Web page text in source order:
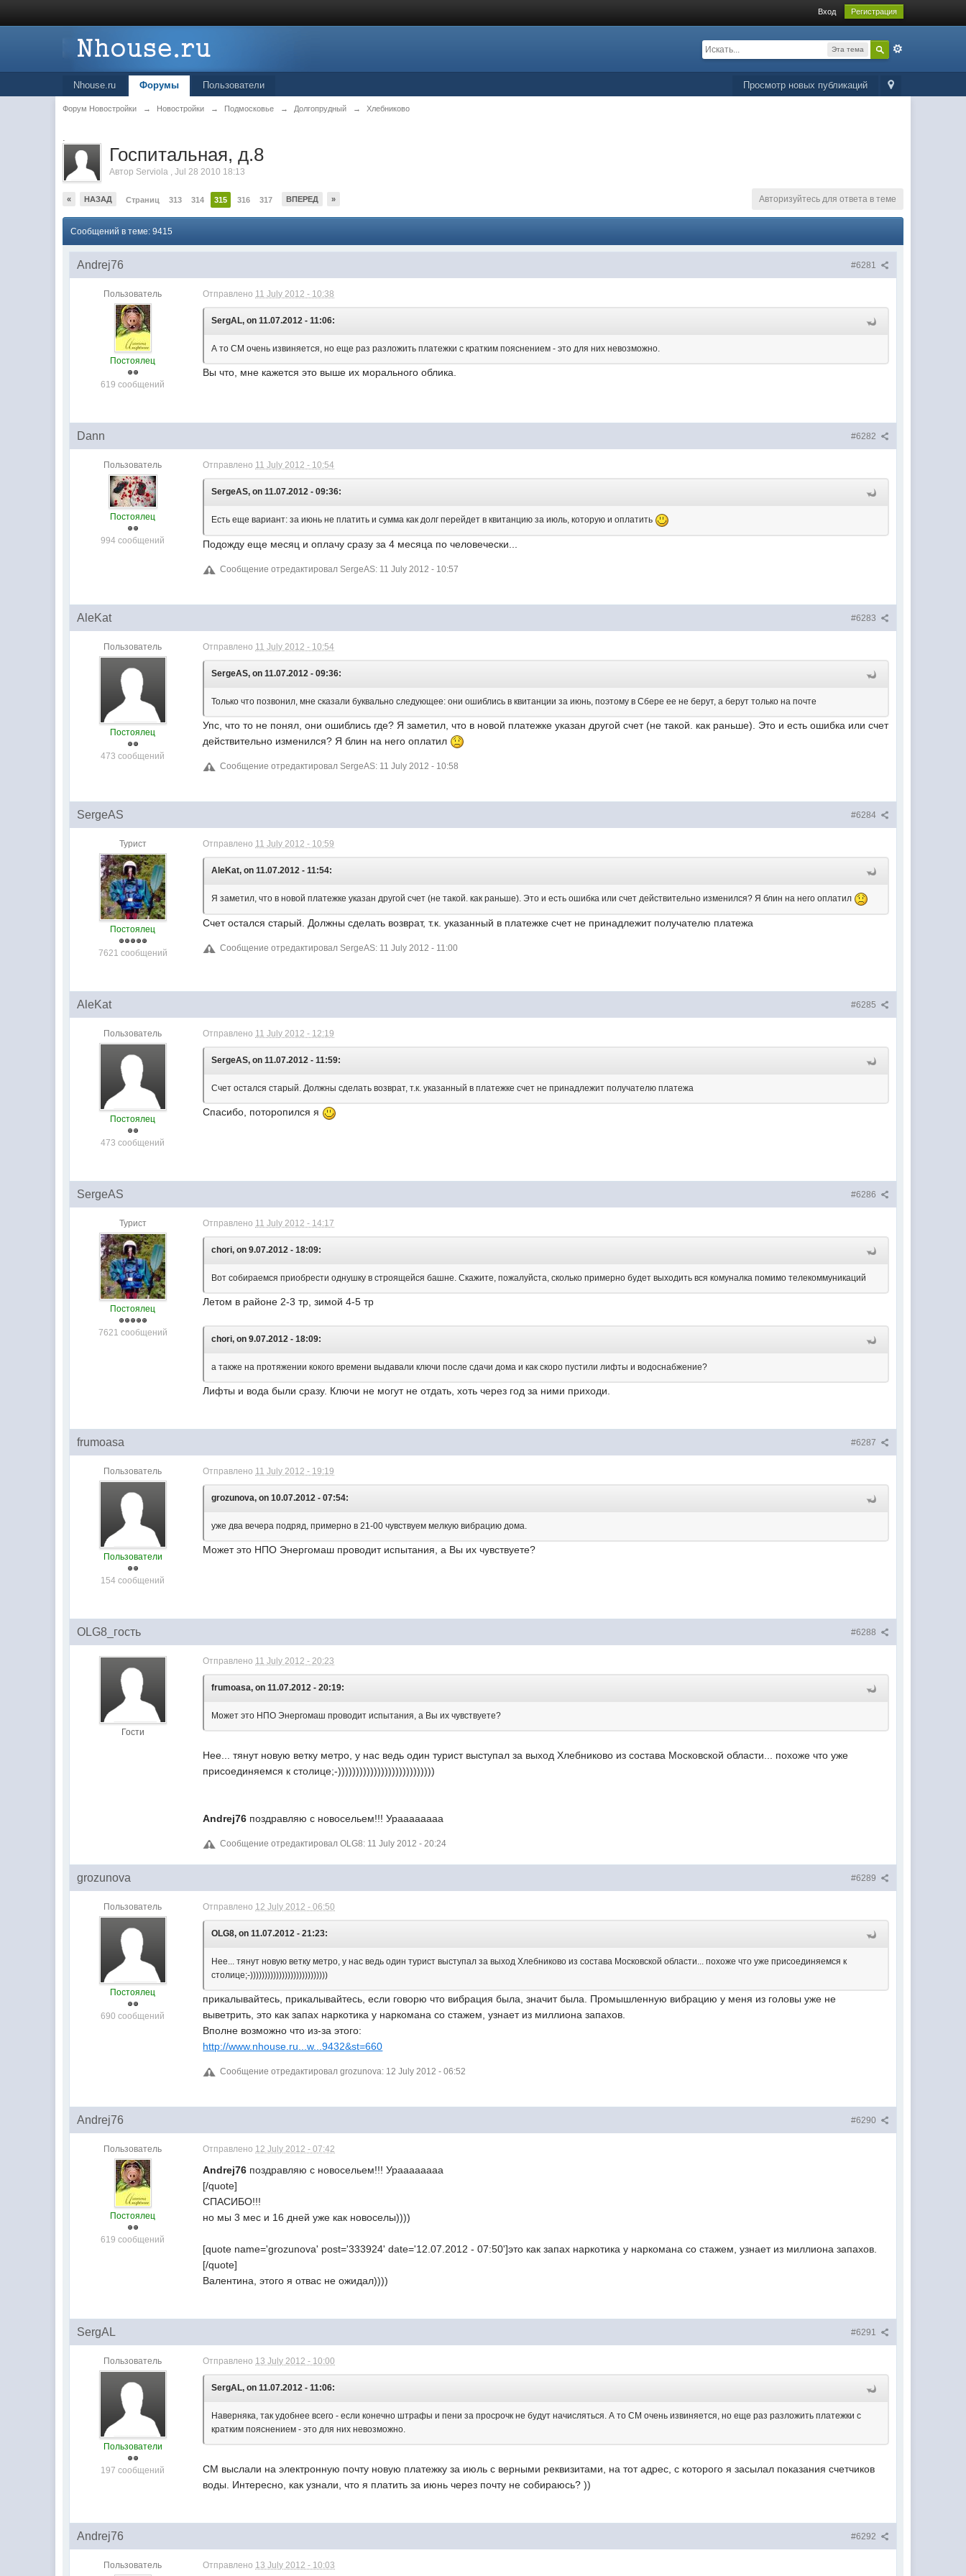
Вход Регистрация
Эта тема
Просмотр новых публикаций
Nhouse.ru Форумы Пользователи
Форум Новостройки → Новостройки → Подмосковье → Долгопрудный → Хлебниково
.
Госпитальная, д.8
Автор Serviola ,Jul 28 2010 18:13
« НАЗАД Страниц 313 314 315 316 317 ВПЕРЕД » Авторизуйтесь для ответа в теме
Сообщений в теме: 9415
#6281
Andrej76
Пользователь
Постоялец
619 сообщений
Отправлено 11 July 2012 - 10:38
SergAL, on 11.07.2012 - 11:06:
А то СМ очень извиняется, но еще раз разложить платежки с кратким пояснением - это для них невозможно.
Вы что, мне кажется это выше их морального облика.
#6282
Dann
Пользователь
Постоялец
994 сообщений
Отправлено 11 July 2012 - 10:54
SergeAS, on 11.07.2012 - 09:36:
Есть еще вариант: за июнь не платить и сумма как долг перейдет в квитанцию за июль, которую и оплатить
Подожду еще месяц и оплачу сразу за 4 месяца по человечески...
Сообщение отредактировал SergeAS: 11 July 2012 - 10:57
#6283
AleKat
Пользователь
Постоялец
473 сообщений
Отправлено 11 July 2012 - 10:54
SergeAS, on 11.07.2012 - 09:36:
Только что позвонил, мне сказали буквально следующее: они ошиблись в квитанции за июнь, поэтому в Сбере ее не берут, а берут только на почте
Упс, что то не понял, они ошиблись где? Я заметил, что в новой платежке указан другой счет (не такой. как раньше). Это и есть ошибка или счет
действительно изменился? Я блин на него оплатил
Сообщение отредактировал SergeAS: 11 July 2012 - 10:58
#6284
SergeAS
Турист
Постоялец
7621 сообщений
Отправлено 11 July 2012 - 10:59
AleKat, on 11.07.2012 - 11:54:
Я заметил, что в новой платежке указан другой счет (не такой. как раньше). Это и есть ошибка или счет действительно изменился? Я блин на него оплатил
Счет остался старый. Должны сделать возврат, т.к. указанный в платежке счет не принадлежит получателю платежа
Сообщение отредактировал SergeAS: 11 July 2012 - 11:00
#6285
AleKat
Пользователь
Постоялец
473 сообщений
Отправлено 11 July 2012 - 12:19
SergeAS, on 11.07.2012 - 11:59:
Счет остался старый. Должны сделать возврат, т.к. указанный в платежке счет не принадлежит получателю платежа
Спасибо, поторопился я
#6286
SergeAS
Турист
Постоялец
7621 сообщений
Отправлено 11 July 2012 - 14:17
chori, on 9.07.2012 - 18:09:
Вот собираемся приобрести однушку в строящейся башне. Скажите, пожалуйста, сколько примерно будет выходить вся комуналка помимо телекоммуникаций
Летом в районе 2-3 тр, зимой 4-5 тр
chori, on 9.07.2012 - 18:09:
а также на протяжении кокого времени выдавали ключи после сдачи дома и как скоро пустили лифты и водоснабжение?
Лифты и вода были сразу. Ключи не могут не отдать, хоть через год за ними приходи.
#6287
frumoasa
Пользователь
Пользователи
154 сообщений
Отправлено 11 July 2012 - 19:19
grozunova, on 10.07.2012 - 07:54:
уже два вечера подряд, примерно в 21-00 чувствуем мелкую вибрацию дома.
Может это НПО Энергомаш проводит испытания, а Вы их чувствуете?
#6288
OLG8_гость
Гости
Отправлено 11 July 2012 - 20:23
frumoasa, on 11.07.2012 - 20:19:
Может это НПО Энергомаш проводит испытания, а Вы их чувствуете?
Нее... тянут новую ветку метро, у нас ведь один турист выступал за выход Хлебниково из состава Московской области... похоже что уже
присоединяемся к столице;-)))))))))))))))))))))))))))
Andrej76 поздравляю с новосельем!!! Ураааааааа
Сообщение отредактировал OLG8: 11 July 2012 - 20:24
#6289
grozunova
Пользователь
Постоялец
690 сообщений
Отправлено 12 July 2012 - 06:50
OLG8, on 11.07.2012 - 21:23:
Нее... тянут новую ветку метро, у нас ведь один турист выступал за выход Хлебниково из состава Московской области... похоже что уже присоединяемся к
столице;-)))))))))))))))))))))))))))
прикалывайтесь, прикалывайтесь, если говорю что вибрация была, значит была. Промышленную вибрацию у меня из головы уже не
выветрить, это как запах наркотика у наркомана со стажем, узнает из миллиона запахов.
Вполне возможно что из-за этого:
http://www.nhouse.ru...w...9432&st=660
Сообщение отредактировал grozunova: 12 July 2012 - 06:52
#6290
Andrej76
Пользователь
Постоялец
619 сообщений
Отправлено 12 July 2012 - 07:42
Andrej76 поздравляю с новосельем!!! Ураааааааа
[/quote]
СПАСИБО!!!
но мы 3 мес и 16 дней уже как новоселы))))
[quote name='grozunova' post='333924' date='12.07.2012 - 07:50']это как запах наркотика у наркомана со стажем, узнает из миллиона запахов.
[/quote]
Валентина, этого я отвас не ожидал))))
#6291
SergAL
Пользователь
Пользователи
197 сообщений
Отправлено 13 July 2012 - 10:00
SergAL, on 11.07.2012 - 11:06:
Наверняка, так удобнее всего - если конечно штрафы и пени за просрочк не будут начисляться. А то СМ очень извиняется, но еще раз разложить платежки с
кратким пояснением - это для них невозможно.
СМ выслали на электронную почту новую платежку за июль с верными реквизитами, на тот адрес, с которого я засылал показания счетчиков
воды. Интересно, как узнали, что я платить за июнь через почту не собираюсь? ))
#6292
Andrej76
Пользователь Отправлено 13 July 2012 - 10:03